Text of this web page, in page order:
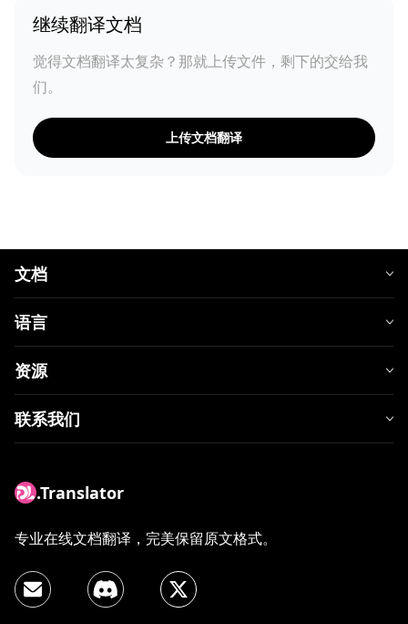
继续翻译文档
觉得文档翻译太复杂？那就上传文件，剩下的交给我
们。
上传文档翻译
文档
语言
资源
联系我们
.Translator
专业在线文档翻译，完美保留原文格式。